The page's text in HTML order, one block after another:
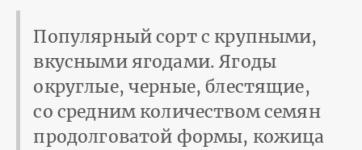
Популярный сорт с крупными,
вкусными ягодами. Ягоды
округлые, черные, блестящие,
со средним количеством семян
продолговатой формы, кожица